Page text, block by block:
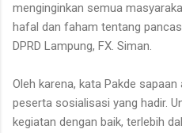
menginginkan semua
hafal dan faham tentang
DPRD Lampung, FX. Siman.
Oleh karena, kata Pakde
peserta sosialisasi yang hadir.
kegiatan dengan baik, terlebih